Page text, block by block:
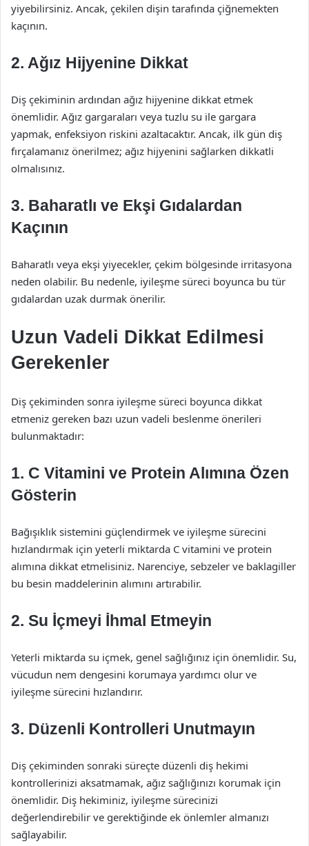
yiyebilirsiniz. Ancak, çekilen dişin tarafında çiğnemekten
kaçının.
2. Ağız Hijyenine Dikkat
Diş çekiminin ardından ağız hijyenine dikkat etmek
önemlidir. Ağız gargaraları veya tuzlu su ile gargara
yapmak, enfeksiyon riskini azaltacaktır. Ancak, ilk gün diş
fırçalamanız önerilmez; ağız hijyenini sağlarken dikkatli
olmalısınız.
3. Baharatlı ve Ekşi Gıdalardan
Kaçının
Baharatlı veya ekşi yiyecekler, çekim bölgesinde irritasyona
neden olabilir. Bu nedenle, iyileşme süreci boyunca bu tür
gıdalardan uzak durmak önerilir.
Uzun Vadeli Dikkat Edilmesi
Gerekenler
Diş çekiminden sonra iyileşme süreci boyunca dikkat
etmeniz gereken bazı uzun vadeli beslenme önerileri
bulunmaktadır:
1. C Vitamini ve Protein Alımına Özen
Gösterin
Bağışıklık sistemini güçlendirmek ve iyileşme sürecini
hızlandırmak için yeterli miktarda C vitamini ve protein
alımına dikkat etmelisiniz. Narenciye, sebzeler ve baklagiller
bu besin maddelerinin alımını artırabilir.
2. Su İçmeyi İhmal Etmeyin
Yeterli miktarda su içmek, genel sağlığınız için önemlidir. Su,
vücudun nem dengesini korumaya yardımcı olur ve
iyileşme sürecini hızlandırır.
3. Düzenli Kontrolleri Unutmayın
Diş çekiminden sonraki süreçte düzenli diş hekimi
kontrollerinizi aksatmamak, ağız sağlığınızı korumak için
önemlidir. Diş hekiminiz, iyileşme sürecinizi
değerlendirebilir ve gerektiğinde ek önlemler almanızı
sağlayabilir.